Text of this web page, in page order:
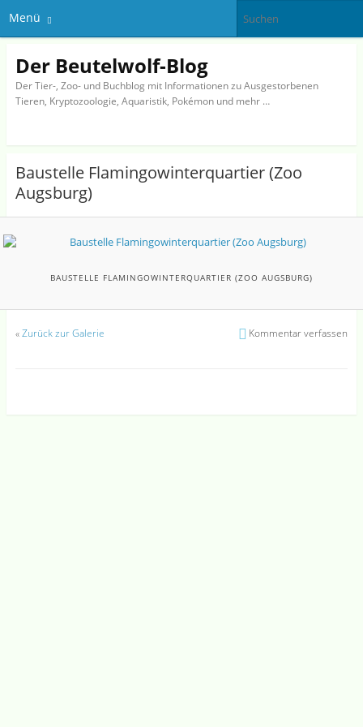
Menü
Der Beutelwolf-Blog
Der Tier-, Zoo- und Buchblog mit Informationen zu Ausgestorbenen
Tieren, Kryptozoologie, Aquaristik, Pokémon und mehr …
Baustelle Flamingowinterquartier (Zoo
Augsburg)
BAUSTELLE FLAMINGOWINTERQUARTIER (ZOO AUGSBURG)
«Zurück zur Galerie Kommentar verfassen